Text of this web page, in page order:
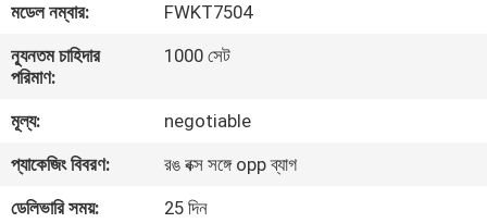
কারখানা
ভ্রমণ
মান
নিয়ন্ত্রণ
মডেল নম্বার:
FWKT7504
ন্যূনতম চাহিদার
পরিমাণ:
1000 সেট
মূল্য:
negotiable
প্যাকেজিং বিবরণ:
রঙ বক্স সঙ্গে opp ব্যাগ
ডেলিভারি সময়:
25 দিন